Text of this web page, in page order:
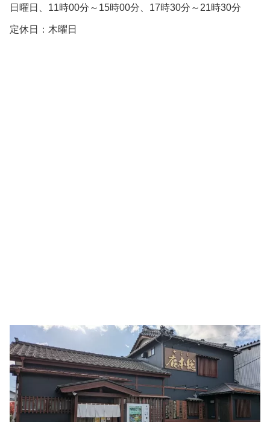
日曜日、11時00分～15時00分、17時30分～21時30分
定休日：木曜日